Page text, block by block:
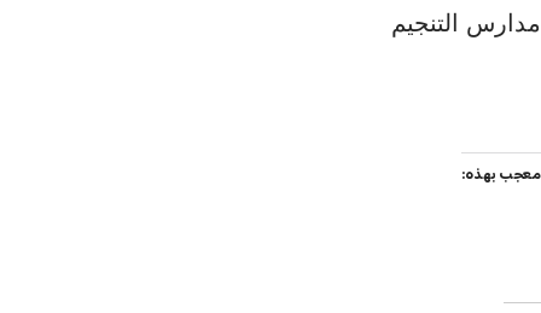
مدارس التنجيم
معجب بهذه: